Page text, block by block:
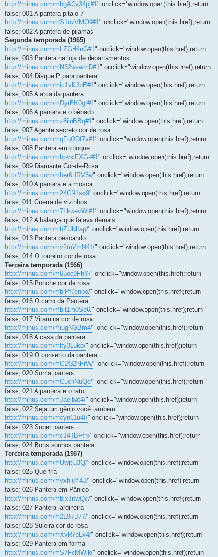
http://minus.com/mbgACv34pj#1" onclick="window.open(this.href);return
false; 001 A pantera pita o 7
http://minus.com/mS1ovVMO0#1" onclick="window.open(this.href);return
false; 002 A pantera de pijamas
Segunda temporada (1965)
http://minus.com/mLZGH4nG#1" onclick="window.open(this.href);return
false; 003 Pantera na loja de departamentos
http://minus.com/mN32wswmD#1" onclick="window.open(this.href);return
false; 004 Disque P para pantera
http://minus.com/mic1vKJbE#1" onclick="window.open(this.href);return
false; 005 A arca da pantera
http://minus.com/mDyrBK0gr#1" onclick="window.open(this.href);return
false; 006 A pantera e o bêbado
http://minus.com/mz8iluBBq#1" onclick="window.open(this.href);return
false; 007 Agente secreto cor de rosa
http://minus.com/mqFqODf7v#1" onclick="window.open(this.href);return
false; 008 Pantera em choque
http://minus.com/mbpvxlFXGs#1" onclick="window.open(this.href);return
false; 009 Diamante Cor-de-Rosa
http://minus.com/mber6URV5w" onclick="window.open(this.href);return
false; 010 A pantera e a mosca
http://minus.com/m24CN1sx9" onclick="window.open(this.href);return
false; 011 Guerra de vizinhos
http://minus.com/m7LkwevWi#1" onclick="window.open(this.href);return
false; 012 A balança que falava demais
http://minus.com/mhZUNlIap/" onclick="window.open(this.href);return
false; 013 Pantera pescando
http://minus.com/mv2mVmN41/" onclick="window.open(this.href);return
false; 014 O toureiro cor de rosa
Terceira temporada (1966)
http://minus.com/m65oo9FhY/" onclick="window.open(this.href);return
false; 015 Ponche cor de rosa
http://minus.com/mbiPf7enbo/" onclick="window.open(this.href);return
false; 016 O carro da Pantera
http://minus.com/mbit1m0Se6/" onclick="window.open(this.href);return
false; 017 Vitamina cor de rosa
http://minus.com/miugNGBm4/" onclick="window.open(this.href);return
false; 018 A casa da pantera
http://minus.com/mlty3L5ko/" onclick="window.open(this.href);return
false; 019 O conserto da pantera
http://minus.com/mCDS2hFrW/" onclick="window.open(this.href);return
false; 020 Sorria pantera
http://minus.com/mCuehNuQe/" onclick="window.open(this.href);return
false; 021 A pantera e o rato
http://minus.com/mJaejbat4/" onclick="window.open(this.href);return
false; 022 Seja um gênio você também
http://minus.com/mcyn61u4I/" onclick="window.open(this.href);return
false; 023 Super pantera
http://minus.com/mcJ4TBFfn/" onclick="window.open(this.href);return
false; 024 Bons sonhos pantera
Terceira temporada (1967)
http://minus.com/mUwjtju3Q/" onclick="window.open(this.href);return
false; 025 Que fria
http://minus.com/myxhiuY4J/" onclick="window.open(this.href);return
false; 026 Pantera em Pânico
http://minus.com/mbjxJrtwQc/" onclick="window.open(this.href);return
false; 027 Pantera jardineira
http://minus.com/m2L9kjJ77/" onclick="window.open(this.href);return
false; 028 Sujeira cor de rosa
http://minus.com/mXvR7eLx4/" onclick="window.open(this.href);return
false; 029 Pantera em forma
http://minus.com/mS7FcMWlk/" onclick="window.open(this.href);return